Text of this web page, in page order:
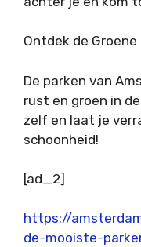
Ontdek de
De parken van
rust en groen in
zelf en laat je
schoonheid!
[ad_2]
https://
de-mooiste-